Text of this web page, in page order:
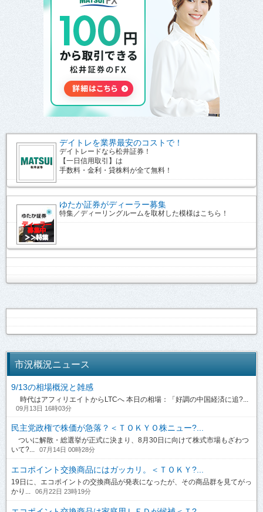
デイトレを業界最安のコストで！
デイトレードなら松井証券！
【一日信用取引】は
手数料・金利・貸株料が全て無料！
ゆたか証券がディーラー募集
特集／ディーリングルームを取材した模様はこちら！
市況概況ニュース
9/13の相場概況と雑感
時代はアフィリエイトからLTCへ 本日の相場：「好調の中国経済に追?...
09月13日 16時03分
民主党政権で株価が急落？＜ＴＯＫＹＯ株ニュー?...
ついに解散・総選挙が正式に決まり、8月30日に向けて株式市場もざわつ
いて?...
07月14日 00時28分
エコポイント交換商品にはガッカリ。＜ＴＯＫＹ?...
19日に、エコポイントの交換商品が発表になったが、その商品群を見てがっ
かり...
06月22日 23時19分